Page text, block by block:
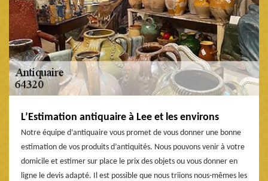
L’Estimation antiquaire à Lee et les environs
Notre équipe d’antiquaire vous promet de vous donner une bonne
estimation de vos produits d’antiquités. Nous pouvons venir à votre
domicile et estimer sur place le prix des objets ou vous donner en
ligne le devis adapté. Il est possible que nous triions nous-mêmes les